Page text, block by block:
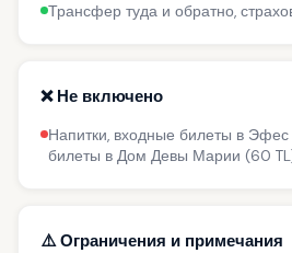
Трансфер туда и обратно,
❌ Не включено
Напитки, входные билеты в Эфес
билеты в Дом Девы Марии (60
⚠️ Ограничения и примечания